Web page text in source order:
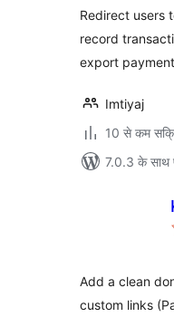
Redirect users
record
export
Imtiyaj
10 से कम
7.0.3 के साथ
Add a clean
custom links